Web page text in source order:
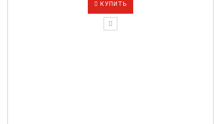
КУПИТЬ